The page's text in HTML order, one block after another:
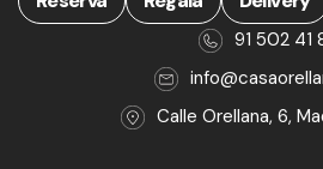
91 502 41
Calle Orellana, 6,